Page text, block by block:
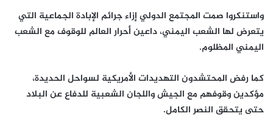
واستنكروا صمت المجتمع الدولي إزاء جرائم الإبادة الجماعية التي
يتعرض لها الشعب اليمني، داعين أحرار العالم للوقوف مع الشعب
اليمني المظلوم.
كما رفض المحتشدون التهديدات الأمريكية لسواحل الحديدة،
مؤكدين وقوفهم مع الجيش واللجان الشعبية للدفاع عن البلاد
حتى يتحقق النصر الكامل.